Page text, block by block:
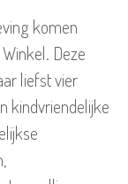
komen
Deze
liefst vier
kindvriendelijke